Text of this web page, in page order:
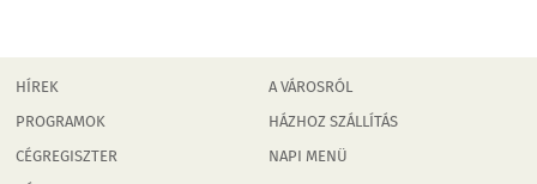
HÍREK
PROGRAMOK
CÉGREGISZTER
A VÁROSRÓL
HÁZHOZ SZÁLLÍTÁS
NAPI MENÜ